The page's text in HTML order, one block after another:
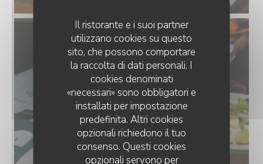
Il ristorante e i suoi partner
utilizzano cookies su questo
sito, che possono comportare
la raccolta di dati personali. I
cookies denominati
«necessari» sono obbligatori e
installati per impostazione
predefinita. Altri cookies
opzionali richiedono il tuo
consenso. Questi cookies
opzionali servono per